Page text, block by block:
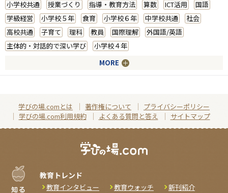
小学校共通 授業づくり 指導・教育方法 算数 ICT活用
国語
学級経営
小学校５年 食育 小学校６年 中学校共通
社会
高校共通
子育て 理科 教員 国際理解
外国語/英語
主体的・対話的で深い学び
小学校４年
MORE
学びの場.comとは 著作権について
プライバシーポリシー
学びの場.com利用規約
よくある質問と答え サイトマップ
教育トレンド
教育インタビュー 教育ウォッチ
新刊紹介